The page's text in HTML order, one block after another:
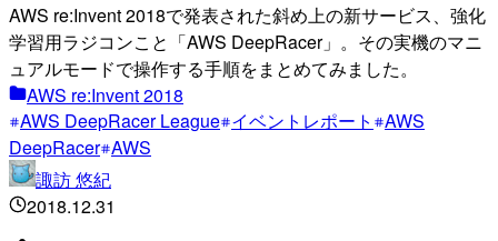
AWS re:Invent 2018で発表された斜め上の新サービス、強化
学習用ラジコンこと「AWS DeepRacer」。その実機のマニ
ュアルモードで操作する手順をまとめてみました。
AWS re:Invent 2018
AWS DeepRacer League イベントレポート
AWS
DeepRacer AWS
諏訪 悠紀
2018.12.31